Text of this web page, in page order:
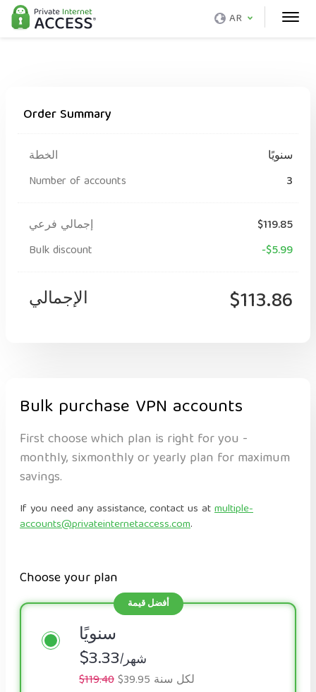
AR
Order Summary
الخطة
سنويًا
Number of accounts
3
إجمالي فرعي
$119.85
Bulk discount
-$5.99
الإجمالي $113.86
Bulk purchase VPN accounts
First choose which plan is right for you -
monthly, sixmonthly or yearly plan for maximum
savings.
If you need any assistance, contact us atmultiple-
accounts@privateinternetaccess.com.
Choose your plan
سنويًا
$3.33 /شهر
$119.40 $39.95 لكل سنة